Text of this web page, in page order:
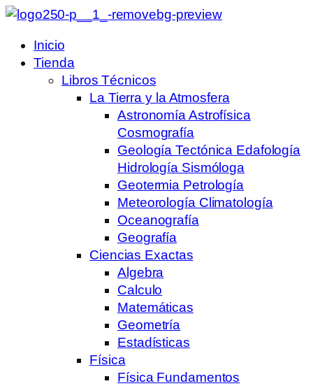
Inicio
Tienda
Libros Técnicos
La Tierra y la Atmosfera
Astronomía Astrofísica
Cosmografía
Geología Tectónica Edafología
Hidrología Sismóloga
Geotermia Petrología
Meteorología Climatología
Oceanografía
Geografía
Ciencias Exactas
Algebra
Calculo
Matemáticas
Geometría
Estadísticas
Física
Física Fundamentos